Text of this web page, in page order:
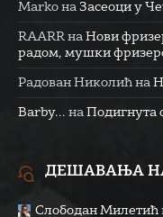
Marko на Засеоци у
RAARR на Нови
радом, мушки
Радован Николић на
Barby... на Подигнута
ДЕШАВАЊА
Слободан Милетић